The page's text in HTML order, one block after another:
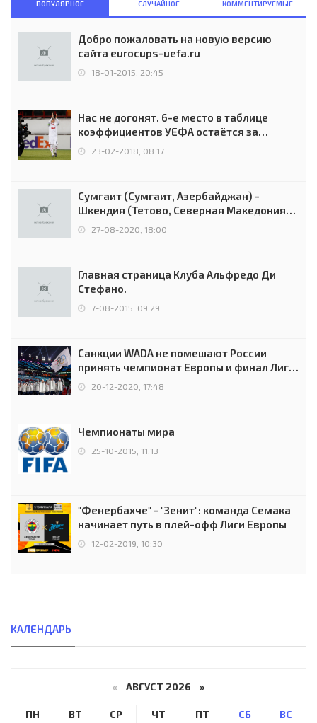
ПОПУЛЯРНОЕ СЛУЧАЙНОЕ КОММЕНТИРУЕМЫЕ
Добро пожаловать на новую версию
сайта eurocups-uefa.ru
18-01-2015, 20:45
Нас не догонят. 6-е место в таблице
коэффициентов УЕФА остаётся за
Россией
23-02-2018, 08:17
Сумгаит (Сумгаит, Азербайджан) -
Шкендия (Тетово, Северная Македония) -
0:2 (0:0)
27-08-2020, 18:00
Главная страница Клуба Альфредо Ди
Стефано.
7-08-2015, 09:29
Санкции WADA не помешают России
принять чемпионат Европы и финал Лиги
чемпионов.
20-12-2020, 17:48
Чемпионаты мира
25-10-2015, 11:13
"Фенербахче" - "Зенит": команда Семака
начинает путь в плей-офф Лиги Европы
12-02-2019, 10:30
КАЛЕНДАРЬ
« АВГУСТ 2026 »
ПН ВТ СР ЧТ ПТ СБ
ВС